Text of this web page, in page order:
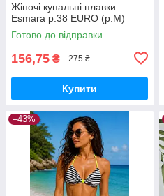
Жіночі купальні плавки
Esmara р.38 EURO (р.M)
Готово до відправки
156,75 ₴ 275 ₴
Купити
–43%